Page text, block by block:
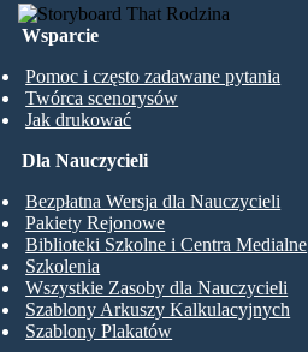
Wsparcie
Pomoc i często zadawane pytania
Twórca scenorysów
Jak drukować
Dla Nauczycieli
Bezpłatna Wersja dla Nauczycieli
Pakiety Rejonowe
Biblioteki Szkolne i Centra Medialne
Szkolenia
Wszystkie Zasoby dla Nauczycieli
Szablony Arkuszy Kalkulacyjnych
Szablony Plakatów